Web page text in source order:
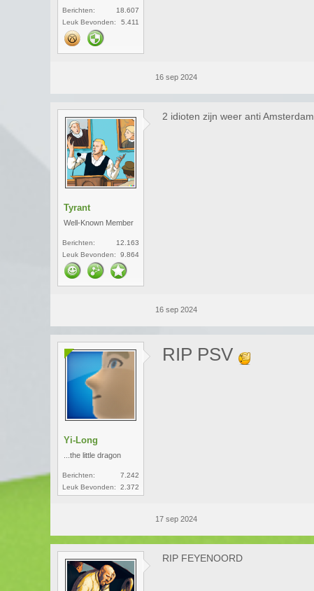
Berichten:
18.607
Leuk Bevonden:
5.411
16 sep 2024
Tyrant
Well-Known Member
Berichten:
12.163
Leuk Bevonden:
9.864
2 idioten zijn weer anti Amsterdam
16 sep 2024
Yi-Long
...the little dragon
Berichten:
7.242
Leuk Bevonden:
2.372
RIP PSV
17 sep 2024
RIP FEYENOORD